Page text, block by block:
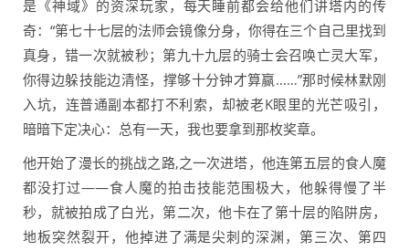
是《神域》的资深玩家，每天睡前都会给他们讲塔内的传
奇：“第七十七层的法师会镜像分身，你得在三个自己里找到
真身，错一次就被秒；第九十九层的骑士会召唤亡灵大军，
你得边躲技能边清怪，撑够十分钟才算赢……”那时候林默刚
入坑，连普通副本都打不利索，却被老K眼里的光芒吸引，
暗暗下定决心：总有一天，我也要拿到那枚奖章。
他开始了漫长的挑战之路,之一次进塔，他连第五层的食人魔
都没打过——食人魔的拍击技能范围极大，他躲得慢了半
秒，就被拍成了白光，第二次，他卡在了第十层的陷阱房，
地板突然裂开，他掉进了满是尖刺的深渊，第三次、第四